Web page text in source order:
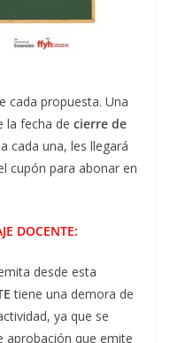
cada propuesta. Una
la fecha de cierre de
cada una, les llegará
cupón para abonar en
DOCENTE:
desde esta
tiene una demora de
ya que se
aprobación que emite